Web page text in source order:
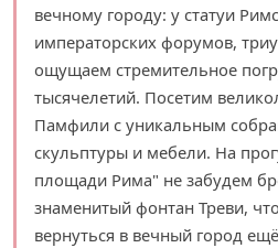
вечному городу: у статуи
императорских форумов,
ощущаем стремительное
тысячелетий. Посетим
Памфили с уникальным
скульптуры и мебели. На
площади Рима" не забудем
знаменитый фонтан Треви,
вернуться в вечный город